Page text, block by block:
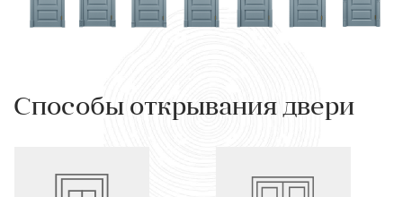
Способы открывания двери